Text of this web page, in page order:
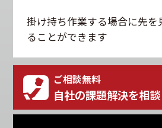
掛け持ち作業する場合に先を
ることができます
ご相談無料
自社の課題解決を相